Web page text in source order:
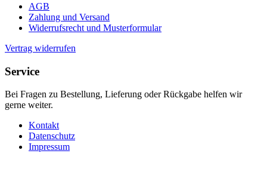
AGB
Zahlung und Versand
Widerrufsrecht und Musterformular
Vertrag widerrufen
Service
Bei Fragen zu Bestellung, Lieferung oder Rückgabe helfen wir
gerne weiter.
Kontakt
Datenschutz
Impressum